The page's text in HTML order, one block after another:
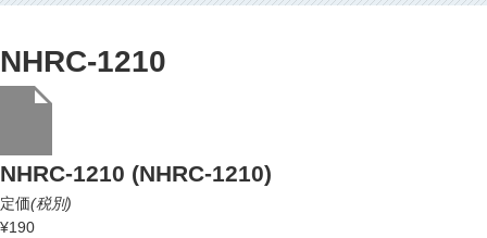
NHRC-1210
NHRC-1210 (NHRC-1210)
定価(税別)
¥190